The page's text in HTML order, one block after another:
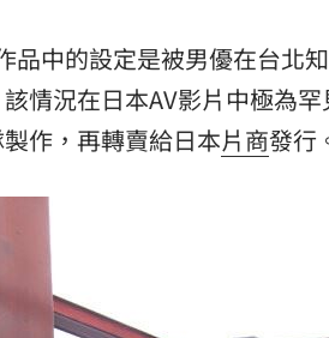
品中的設定是被男優在台北
情況在日本AV影片中極為
作，再轉賣給日本片商發行